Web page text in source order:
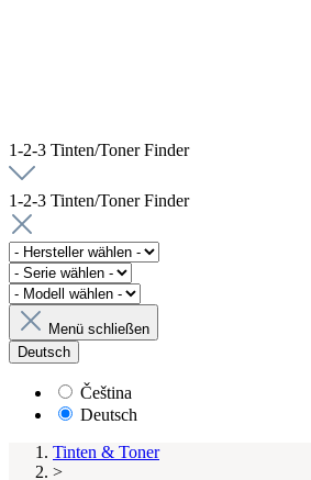
1-2-3 Tinten/Toner Finder
1-2-3 Tinten/Toner Finder
Menü schließen
Deutsch
Čeština
Deutsch
Tinten & Toner
>